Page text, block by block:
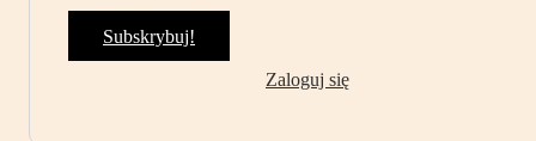
Subskrybuj!
Zaloguj się